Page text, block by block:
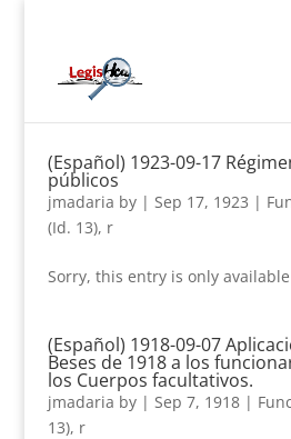
(Español) 1923-09-17
públicos
jmadaria by | Sep 17, 1923 |
(Id. 13), r
Sorry, this entry is only
(Español) 1918-09-07
Beses de 1918 a los
los Cuerpos facultativos.
jmadaria by | Sep 7, 1918|
13), r